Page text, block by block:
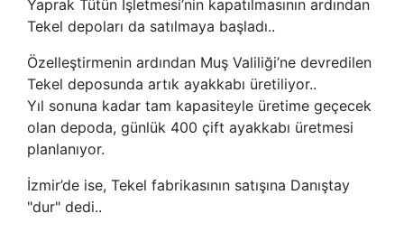
Yaprak Tütün İşletmesi’nin kapatılmasının ardından
Tekel depoları da satılmaya başladı..
Özelleştirmenin ardından Muş Valiliği’ne devredilen
Tekel deposunda artık ayakkabı üretiliyor..
Yıl sonuna kadar tam kapasiteyle üretime geçecek
olan depoda, günlük 400 çift ayakkabı üretmesi
planlanıyor.
İzmir’de ise, Tekel fabrikasının satışına Danıştay
"dur" dedi..